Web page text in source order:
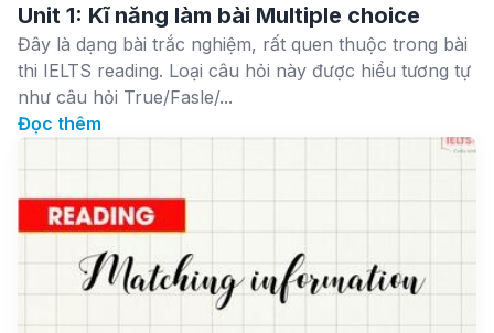
Unit 1: Kĩ năng làm bài Multiple choice
Đây là dạng bài trắc nghiệm, rất quen thuộc trong bài
thi IELTS reading. Loại câu hỏi này được hiểu tương tự
như câu hỏi True/Fasle/...
Đọc thêm